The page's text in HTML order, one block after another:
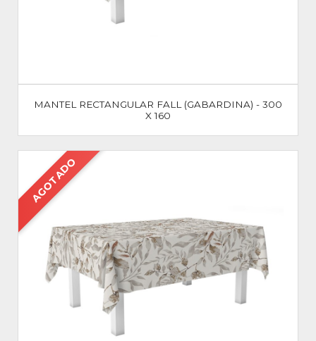
MANTEL RECTANGULAR FALL (GABARDINA) - 300
X 160
AGOTADO